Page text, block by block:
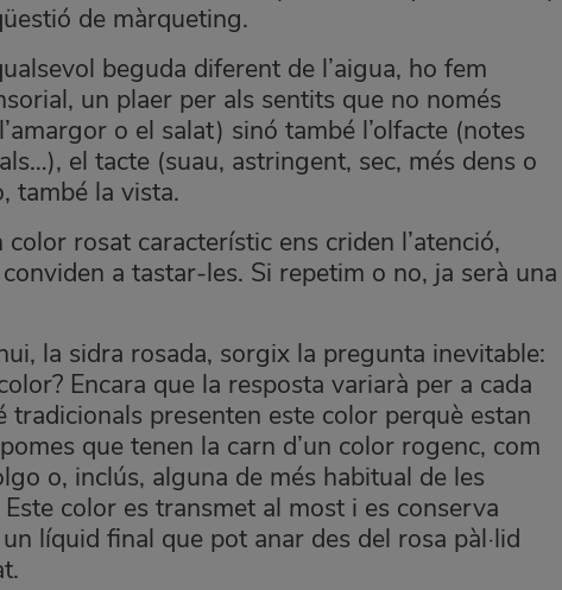
de màrqueting.
beguda diferent de l’aigua, ho fem
un plaer per als sentits que no només
o el salat) sinó també l’olfacte (notes
el tacte (suau, astringent, sec, més dens o
també la vista.
rosat característic ens criden l’atenció,
a tastar-les. Si repetim o no, ja serà una
la sidra rosada, sorgix la pregunta inevitable:
Encara que la resposta variarà per a cada
presenten este color perquè estan
que tenen la carn d’un color rogenc, com
o, inclús, alguna de més habitual de les
color es transmet al most i es conserva
líquid final que pot anar des del rosa pàl·lid